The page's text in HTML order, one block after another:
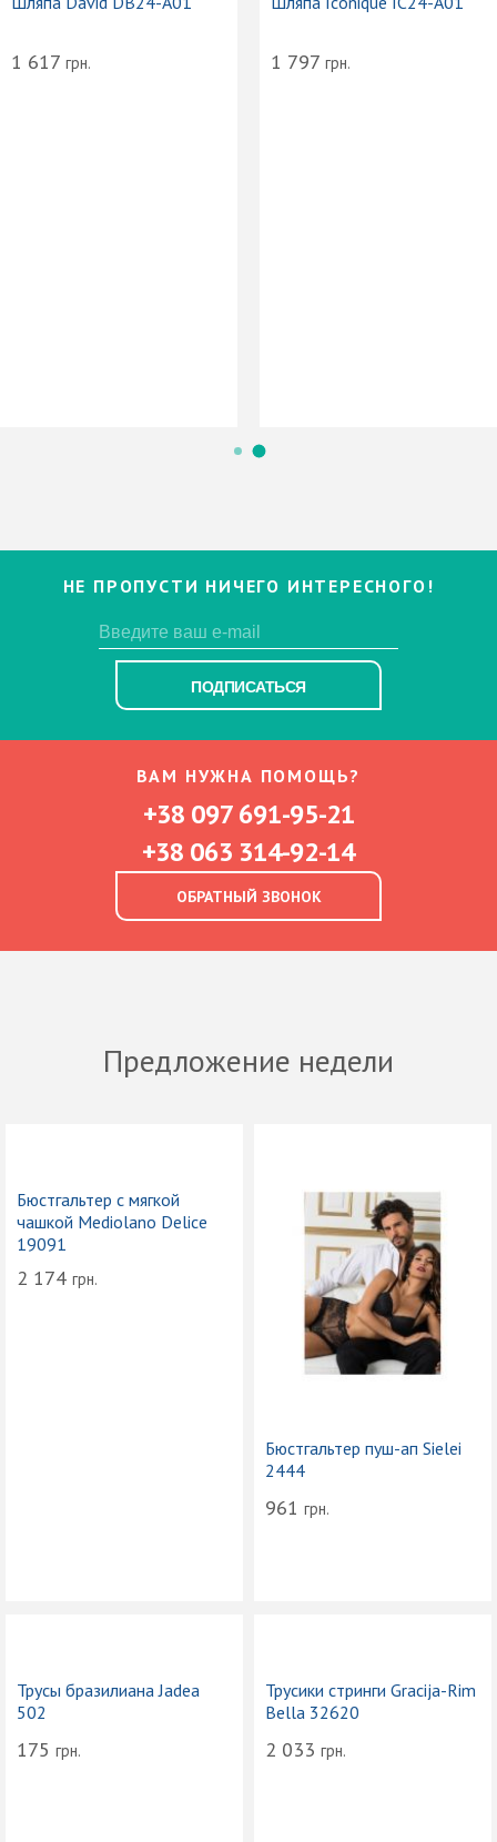
1 617 грн. 1 797 грн.
НЕ ПРОПУСТИ НИЧЕГО ИНТЕРЕСНОГО!
ПОДПИСАТЬСЯ
ВАМ НУЖНА ПОМОЩЬ?
+38 097 691-95-21
+38 063 314-92-14
ОБРАТНЫЙ ЗВОНОК
Предложение недели
Бюстгальтер с мягкой
чашкой Mediolano Delice
19091
2 174 грн.
Бюстгальтер пуш-ап Sielei
2444
961 грн.
Трусы бразилиана Jadea
502
175 грн.
Трусики стринги Gracija-Rim
Bella 32620
2 033 грн.